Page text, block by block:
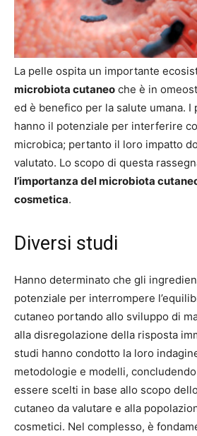
La pelle ospita un importante
microbiota cutaneo che è in
ed è benefico per la salute umana.
hanno il potenziale per interferire
microbica; pertanto il loro impatto
valutato. Lo scopo di questa
l’importanza del microbiota
cosmetica.
Diversi studi
Hanno determinato che gli
potenziale per interrompere
cutaneo portando allo sviluppo di
alla disregolazione della risposta
studi hanno condotto la loro
metodologie e modelli,
essere scelti in base allo scopo
cutaneo da valutare e alla
cosmetici. Nel complesso, è